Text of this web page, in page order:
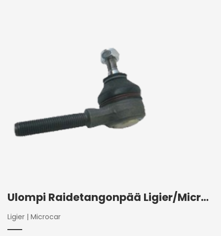
Ulompi Raidetangonpää Ligier/Microcar 2004+
Ligier | Microcar